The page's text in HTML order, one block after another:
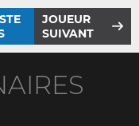
JOUEUR
SUIVANT